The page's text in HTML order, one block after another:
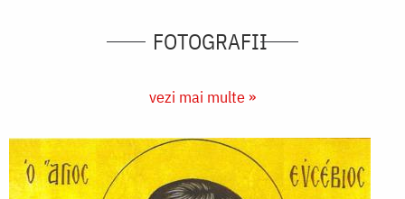
FOTOGRAFII
vezi mai multe »